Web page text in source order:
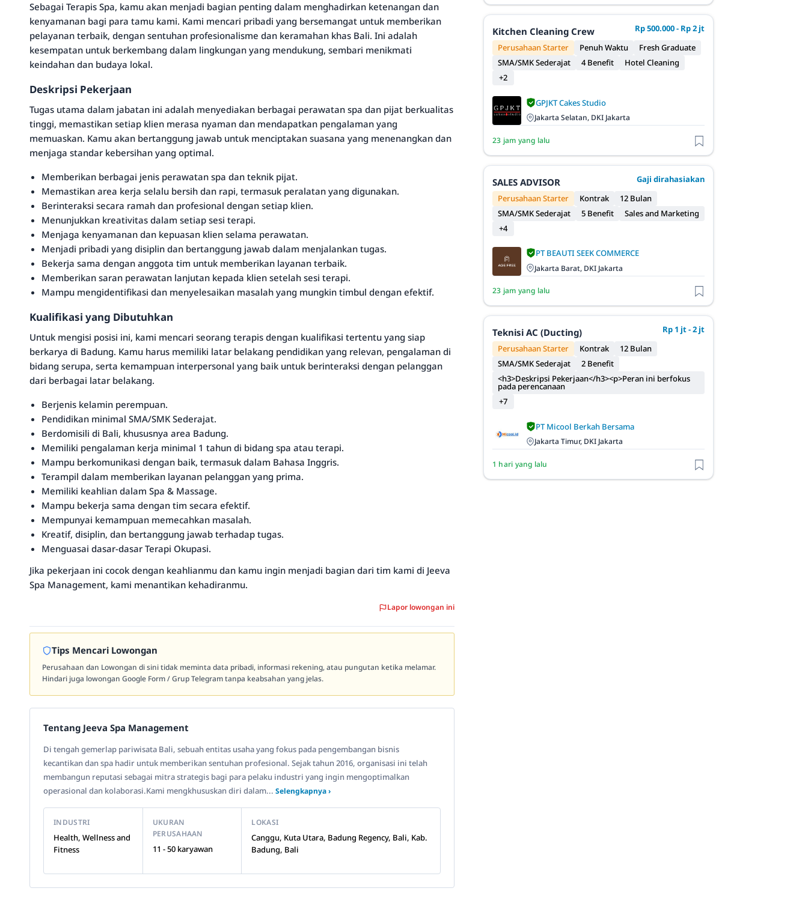
Sebagai Terapis Spa, kamu akan menjadi bagian penting dalam menghadirkan ketenangan dan
kenyamanan bagi para tamu kami. Kami mencari pribadi yang bersemangat untuk memberikan
pelayanan terbaik, dengan sentuhan profesionalisme dan keramahan khas Bali. Ini adalah
kesempatan untuk berkembang dalam lingkungan yang mendukung, sembari menikmati
keindahan dan budaya lokal.
Deskripsi Pekerjaan
Tugas utama dalam jabatan ini adalah menyediakan berbagai perawatan spa dan pijat berkualitas
tinggi, memastikan setiap klien merasa nyaman dan mendapatkan pengalaman yang
memuaskan. Kamu akan bertanggung jawab untuk menciptakan suasana yang menenangkan dan
menjaga standar kebersihan yang optimal.
Memberikan berbagai jenis perawatan spa dan teknik pijat.
Memastikan area kerja selalu bersih dan rapi, termasuk peralatan yang digunakan.
Berinteraksi secara ramah dan profesional dengan setiap klien.
Menunjukkan kreativitas dalam setiap sesi terapi.
Menjaga kenyamanan dan kepuasan klien selama perawatan.
Menjadi pribadi yang disiplin dan bertanggung jawab dalam menjalankan tugas.
Bekerja sama dengan anggota tim untuk memberikan layanan terbaik.
Memberikan saran perawatan lanjutan kepada klien setelah sesi terapi.
Mampu mengidentifikasi dan menyelesaikan masalah yang mungkin timbul dengan efektif.
Kualifikasi yang Dibutuhkan
Untuk mengisi posisi ini, kami mencari seorang terapis dengan kualifikasi tertentu yang siap
berkarya di Badung. Kamu harus memiliki latar belakang pendidikan yang relevan, pengalaman di
bidang serupa, serta kemampuan interpersonal yang baik untuk berinteraksi dengan pelanggan
dari berbagai latar belakang.
Berjenis kelamin perempuan.
Pendidikan minimal SMA/SMK Sederajat.
Berdomisili di Bali, khususnya area Badung.
Memiliki pengalaman kerja minimal 1 tahun di bidang spa atau terapi.
Mampu berkomunikasi dengan baik, termasuk dalam Bahasa Inggris.
Terampil dalam memberikan layanan pelanggan yang prima.
Memiliki keahlian dalam Spa & Massage.
Mampu bekerja sama dengan tim secara efektif.
Mempunyai kemampuan memecahkan masalah.
Kreatif, disiplin, dan bertanggung jawab terhadap tugas.
Menguasai dasar-dasar Terapi Okupasi.
Jika pekerjaan ini cocok dengan keahlianmu dan kamu ingin menjadi bagian dari tim kami di Jeeva
Spa Management, kami menantikan kehadiranmu.
Lapor lowongan ini
Tips Mencari Lowongan
Perusahaan dan Lowongan di sini tidak meminta data pribadi, informasi rekening, atau pungutan ketika melamar.
Hindari juga lowongan Google Form / Grup Telegram tanpa keabsahan yang jelas.
Tentang Jeeva Spa Management
Di tengah gemerlap pariwisata Bali, sebuah entitas usaha yang fokus pada pengembangan bisnis
kecantikan dan spa hadir untuk memberikan sentuhan profesional. Sejak tahun 2016, organisasi ini telah
membangun reputasi sebagai mitra strategis bagi para pelaku industri yang ingin mengoptimalkan
operasional dan kolaborasi.Kami mengkhususkan diri dalam... Selengkapnya ›
INDUSTRI
Health, Wellness and
Fitness
UKURAN
PERUSAHAAN
11 - 50 karyawan
LOKASI
Canggu, Kuta Utara, Badung Regency, Bali, Kab.
Badung, Bali
Kitchen Cleaning Crew
Rp 500.000 - Rp 2 jt
Perusahaan Starter
Penuh Waktu
Fresh Graduate
SMA/SMK Sederajat
4 Benefit
Hotel Cleaning
+2
GPJKT Cakes Studio
Jakarta Selatan, DKI Jakarta
23 jam yang lalu
SALES ADVISOR
Gaji dirahasiakan
Perusahaan Starter
Kontrak
12 Bulan
SMA/SMK Sederajat
5 Benefit
Sales and Marketing
+4
PT BEAUTI SEEK COMMERCE
Jakarta Barat, DKI Jakarta
23 jam yang lalu
Teknisi AC (Ducting)
Rp 1 jt - 2 jt
Perusahaan Starter
Kontrak
12 Bulan
SMA/SMK Sederajat
2 Benefit
<h3>Deskripsi Pekerjaan</h3><p>Peran ini berfokus
pada perencanaan
+7
PT Micool Berkah Bersama
Jakarta Timur, DKI Jakarta
1 hari yang lalu